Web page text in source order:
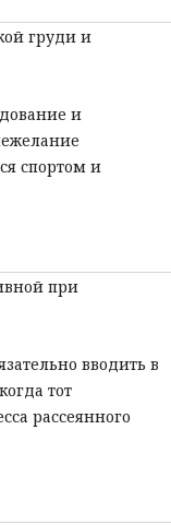
груди и
и
спортом и
при
вводить в
тот
рассеянного